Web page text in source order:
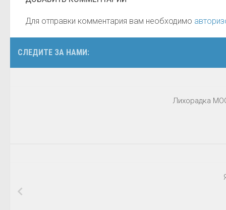
Для отправки комментария вам необходимо
СЛЕДИТЕ ЗА НАМИ:
Лихорадка